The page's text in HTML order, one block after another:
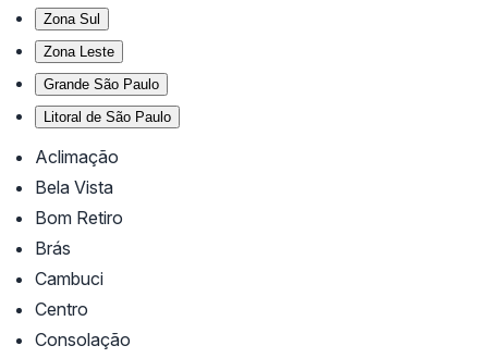
Zona Sul
Zona Leste
Grande São Paulo
Litoral de São Paulo
Aclimação
Bela Vista
Bom Retiro
Brás
Cambuci
Centro
Consolação